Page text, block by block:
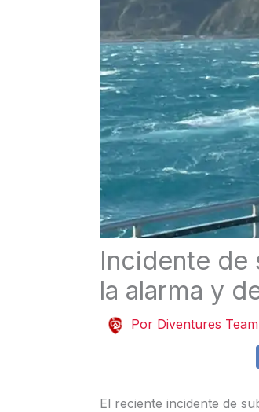
Incidente de
la alarma y
Por Diventures Team
El reciente incidente de